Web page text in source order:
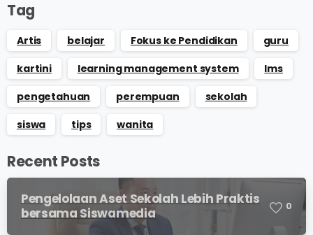
Tag
Artis belajar Fokus ke Pendidikan
guru
kartini
learning management system
lms
pengetahuan
perempuan
sekolah
siswa
tips wanita
Recent Posts
Pengelolaan Aset Sekolah Lebih Praktis
bersama Siswamedia
0